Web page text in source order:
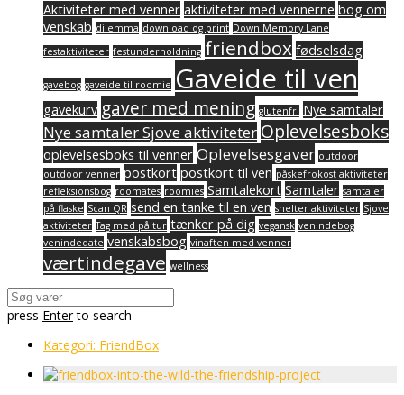
Aktiviteter med venner aktiviteter med vennerne bog om
venskab dilemma download og print Down Memory Lane
festaktiviteter festunderholdning friendbox fødselsdag
gavebog gaveide til roomie Gaveide til ven
gavekurv gaver med mening glutenfri Nye samtaler
Nye samtaler Sjove aktiviteter Oplevelsesboks
oplevelsesboks til venner Oplevelsesgaver outdoor
outdoor venner postkort postkort til ven påskefrokost aktiviteter
refleksionsbog roomates roomies Samtalekort Samtaler samtaler
på flaske Scan QR send en tanke til en ven shelter aktiviteter Sjove
aktiviteter Tag med på tur tænker på dig vegansk venindebog
venindedate venskabsbog vinaften med venner
værtindegave wellness
press Enterto search
Kategori: FriendBox